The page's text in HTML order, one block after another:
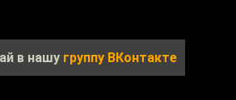
в нашу группу ВКонтакте